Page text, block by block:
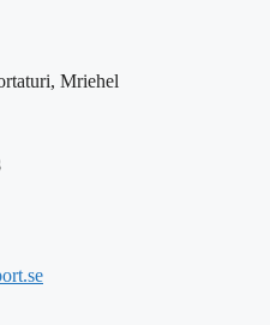
Mriehel